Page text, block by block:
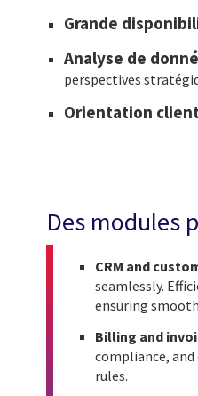
Grande
Analyse de
perspectives
Orientation
Des modules
CRM and
seamlessly.
ensuring
Billing and
compliance,
rules.